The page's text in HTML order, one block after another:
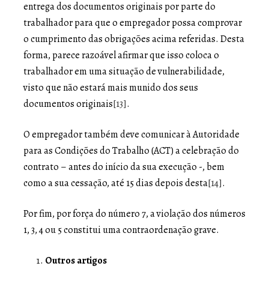
entrega dos documentos originais por parte do
trabalhador para que o empregador possa comprovar
o cumprimento das obrigações acima referidas. Desta
forma, parece razoável afirmar que isso coloca o
trabalhador em uma situação de vulnerabilidade,
visto que não estará mais munido dos seus
documentos originais[13].
O empregador também deve comunicar à Autoridade
para as Condições do Trabalho (ACT) a celebração do
contrato – antes do início da sua execução -, bem
como a sua cessação, até 15 dias depois desta[14].
Por fim, por força do número 7, a violação dos números
1, 3, 4 ou 5 constitui uma contraordenação grave.
Outros artigos